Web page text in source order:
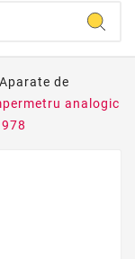
Aparate de
analogic